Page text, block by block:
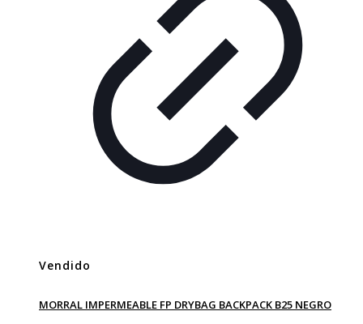
Vendido
MORRAL IMPERMEABLE FP DRYBAG BACKPACK B25 NEGRO